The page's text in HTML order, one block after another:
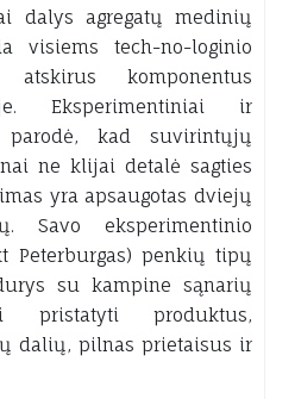
dalys agregatų medinių
visiems tech-no-loginio
komponentus
Eksperimentiniai ir
kad suvirintųjų
ne klijai detalė sagties
yra apsaugotas dviejų
Savo eksperimentinio
Peterburgas) penkių tipų
su kampine sąnarių
pristatyti produktus,
dalių, pilnas prietaisus ir